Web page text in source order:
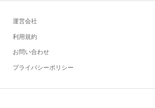
運営会社
利用規約
お問い合わせ
プライバシーポリシー